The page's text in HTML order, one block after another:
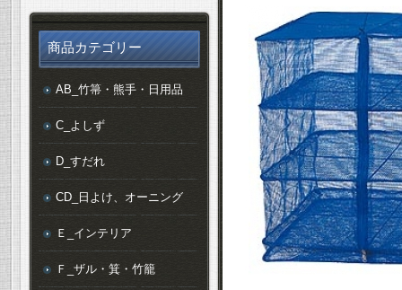
商品カテゴリー
AB_竹箒・熊手・日用品
C_よしず
D_すだれ
CD_日よけ、オーニング
Ｅ_インテリア
Ｆ_ザル・箕・竹籠